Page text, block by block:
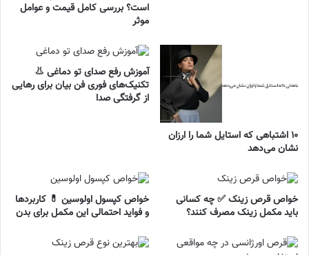
است؟ بررسی کامل قیمت و عوامل
موثر
۱۰ اشتباهی که استایل شما را ارزان
نشان می‌دهد
آموزش رفع صدای تو دماغی 👃
تکنیک‌های فوری فن بیان برای رهایی
از گرفتگی صدا
خواص قرص زینک ✅ چه کسانی
باید مکمل زینک مصرف کنند؟
خواص کپسول اولوسین 💊 کاربردها
و فواید احتمالی این مکمل برای بدن